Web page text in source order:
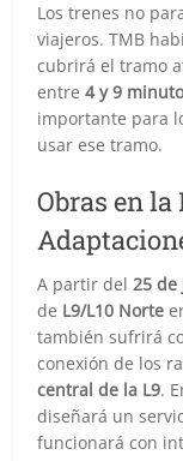
Los trenes no
viajeros. TMB
cubrirá el tramo
entre4 y 9
importante para
usar ese tramo.
Obras en la
A partir del25 de
de L9/L10 Norte
también sufrirá
conexión de los
central de la L9.
diseñará un
funcionará con